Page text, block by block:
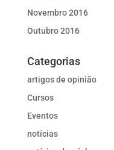
Novembro 2016
Outubro 2016
Categorias
artigos de opinião
Cursos
Eventos
notícias